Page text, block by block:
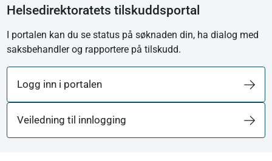
Helsedirektoratets tilskuddsportal
I portalen kan du se status på søknaden din, ha dialog med
saksbehandler og rapportere på tilskudd.
Logg inn i portalen
Veiledning til innlogging